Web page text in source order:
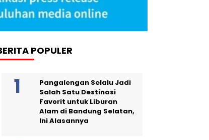
POPULER
Pangalengan Selalu Jadi
Salah Satu Destinasi
Favorit untuk Liburan
Alam di Bandung Selatan,
Ini Alasannya